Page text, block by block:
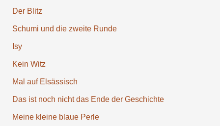
Der Blitz
Schumi und die zweite Runde
Isy
Kein Witz
Mal auf Elsäs­sisch
Das ist noch nicht das Ende der Ge­schichte
Meine kleine blaue Perle